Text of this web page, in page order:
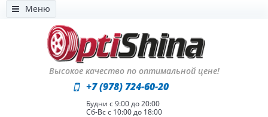
Меню
Высокое качество по оптимальной цене!
+7 (978) 724-60-20
Будни с 9:00 до 20:00
Сб-Вс с 10:00 до 18:00